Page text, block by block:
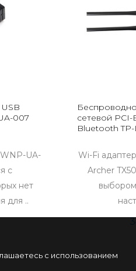
007
UA-
с
нет
для ..
сетевой PCI-
Bluetooth TP-
Wi-Fi
Archer
с использованием